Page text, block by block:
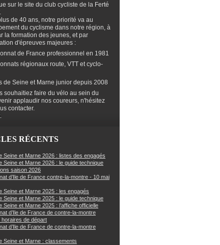
sur le site du club cycliste de la Ferté
de 40 ans, notre priorité va au
du cyclisme dans notre région, à
la formation des jeunes, et par
d'épreuves majeures :
de France professionnel en 1981
régionaux route, VTT et cyclo-
de Seine et Marne junior depuis 2008
souhaitiez faire du vélo au sein du
applaudir nos coureurs, n'hésitez
contacter.
RÉCENTS
Seine et Marne 2026 : listes des engagés
Seine et Marne 2026 : le guide technique
saison 2026
d’Ile de France contre-la-montre - 10 mai
Seine et Marne 2025 : les engagés
Seine et Marne 2025 : le guide technique
Seine et Marne 2025 : l’affiche officielle
d’Ile de France de contre-la-montre
horaires de départ
d’Ile de France de contre-la-montre
Seine et Marne : classements